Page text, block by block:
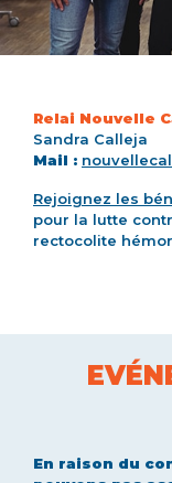
Relai Nouvelle
Sandra Calleja
Mail :
Rejoignez les
pour la lutte
rectocolite
En raison du